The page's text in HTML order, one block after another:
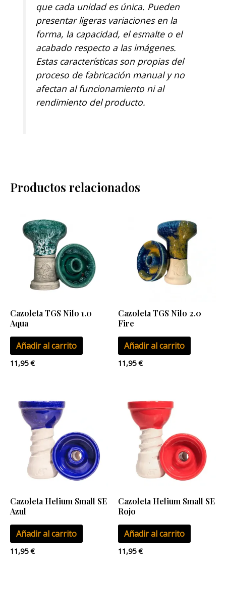
que cada unidad es única. Pueden
presentar ligeras variaciones en la
forma, la capacidad, el esmalte o el
acabado respecto a las imágenes.
Estas características son propias del
proceso de fabricación manual y no
afectan al funcionamiento ni al
rendimiento del producto.
Productos relacionados
Cazoleta TGS Nilo 1.0
Aqua
Añadir al carrito
11,95€
Cazoleta TGS Nilo 2.0
Fire
Añadir al carrito
11,95€
Cazoleta Helium Small SE
Azul
Añadir al carrito
11,95€
Cazoleta Helium Small SE
Rojo
Añadir al carrito
11,95€